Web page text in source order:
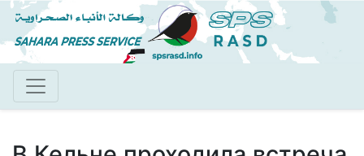
Перейти
к
основному